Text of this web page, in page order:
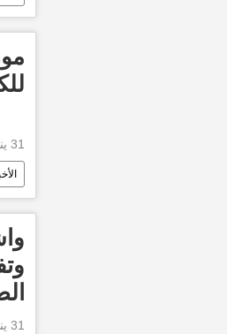
31 يناير 2020, 21:16 GMT
31 يناير 2020, 21:04 GMT